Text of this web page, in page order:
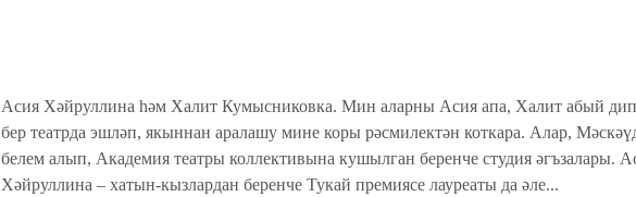
Асия Хәйруллина һәм Халит Кумысниковка. Мин аларны Асия апа, Халит абый
бер театрда эшләп, якыннан аралашу мине коры рәсмилектән коткара. Алар,
белем алып, Академия театры коллективына кушылган беренче студия әгъзалары.
Хәйруллина – хатын-кызлардан беренче Тукай премиясе лауреаты да әле...